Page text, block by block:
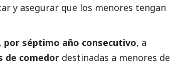
y asegurar que los menores tengan
por séptimo año consecutivo, a
de comedor destinadas a menores de